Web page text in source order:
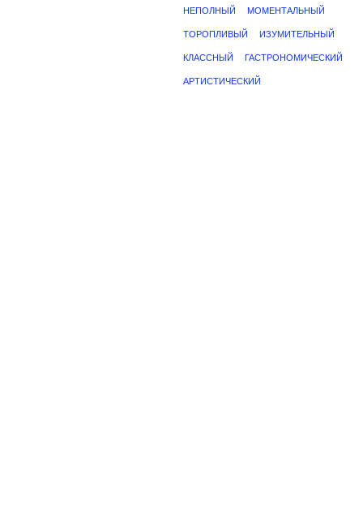
НЕПОЛНЫЙ МОМЕНТАЛЬНЫЙ
ТОРОПЛИВЫЙ ИЗУМИТЕЛЬНЫЙ
КЛАССНЫЙ ГАСТРОНОМИЧЕСКИЙ
АРТИСТИЧЕСКИЙ